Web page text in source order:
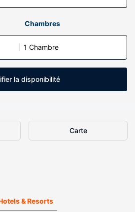
Chambres
1 Chambre
la disponibilité
Carte
& Resorts